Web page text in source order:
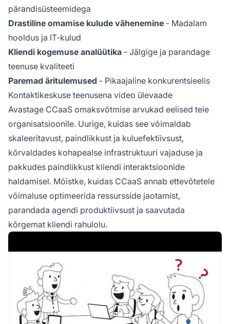
pärandisüsteemidega
Drastiline omamise kulude vähenemine - Madalam
hooldus ja IT-kulud
Kliendi kogemuse analüütika - Jälgige ja parandage
teenuse kvaliteeti
Paremad äritulemused - Pikaajaline konkurentsieelis
Kontaktikeskuse teenusena video ülevaade
Avastage CCaaS omaksvõtmise arvukad eelised teie
organisatsioonile. Uurige, kuidas see võimaldab
skaleeritavust, paindlikkust ja kuluefektiivsust,
kõrvaldades kohapealse infrastruktuuri vajaduse ja
pakkudes paindlikkust kliendi interaktsioonide
haldamisel. Mõistke, kuidas CCaaS annab ettevõtetele
võimaluse optimeerida ressursside jaotamist,
parandada agendi produktiivsust ja saavutada
kõrgemat kliendi rahulolu.